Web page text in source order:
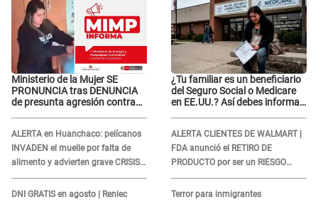
Ministerio de la Mujer SE
PRONUNCIA tras DENUNCIA
de presunta agresión contra
ALERTA en Huanchaco: pelícanos
INVADEN el muelle por falta de
alimento y advierten grave CRISIS
en el mar
DNI GRATIS en agosto | Reniec
¿Tu familiar es un beneficiario
del Seguro Social o Medicare
en EE.UU.? Así debes informar
ALERTA CLIENTES DE WALMART |
FDA anunció el RETIRO DE
PRODUCTO por ser un RIESGO
MORTAL para consumidores: ¿Cuál
es?
Terror para inmigrantes